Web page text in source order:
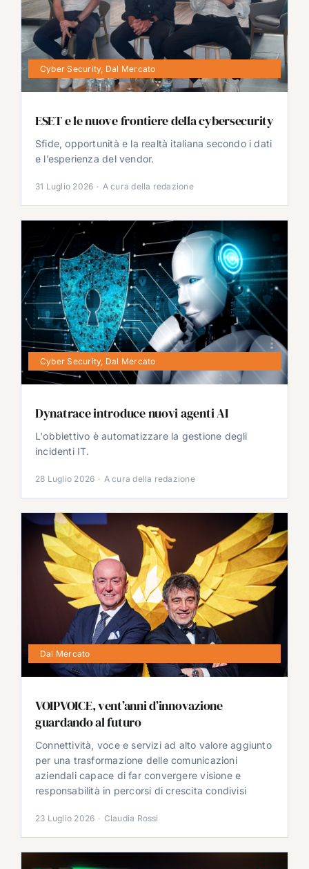
Cyber Security, Dal Mercato
ESET e le nuove frontiere della cybersecurity
Sfide, opportunità e la realtà italiana secondo i dati
e l’esperienza del vendor.
31 Luglio 2026 · A cura della redazione
Cyber Security, Dal Mercato
Dynatrace introduce nuovi agenti AI
L'obbiettivo è automatizzare la gestione degli
incidenti IT.
28 Luglio 2026 · A cura della redazione
Dal Mercato
VOIPVOICE, vent’anni d’innovazione
guardando al futuro
Connettività, voce e servizi ad alto valore aggiunto
per una trasformazione delle comunicazioni
aziendali capace di far convergere visione e
responsabilità in percorsi di crescita condivisi
23 Luglio 2026 · Claudia Rossi